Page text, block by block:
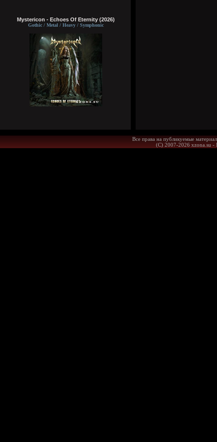
Mystericon - Echoes Of Eternity (2026)
Gothic / Metal / Heavy / Symphonic
Все права на публикуемые
(С) 2007-2026 xzona.su -